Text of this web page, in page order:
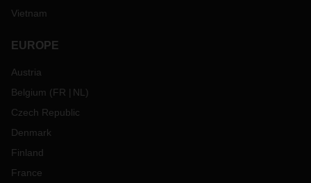
Vietnam
EUROPE
Austria
Belgium (FR NL )
Czech Republic
Denmark
Finland
France